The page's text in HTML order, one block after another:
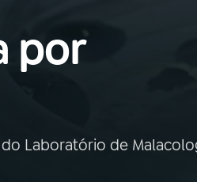
por
Laboratório de